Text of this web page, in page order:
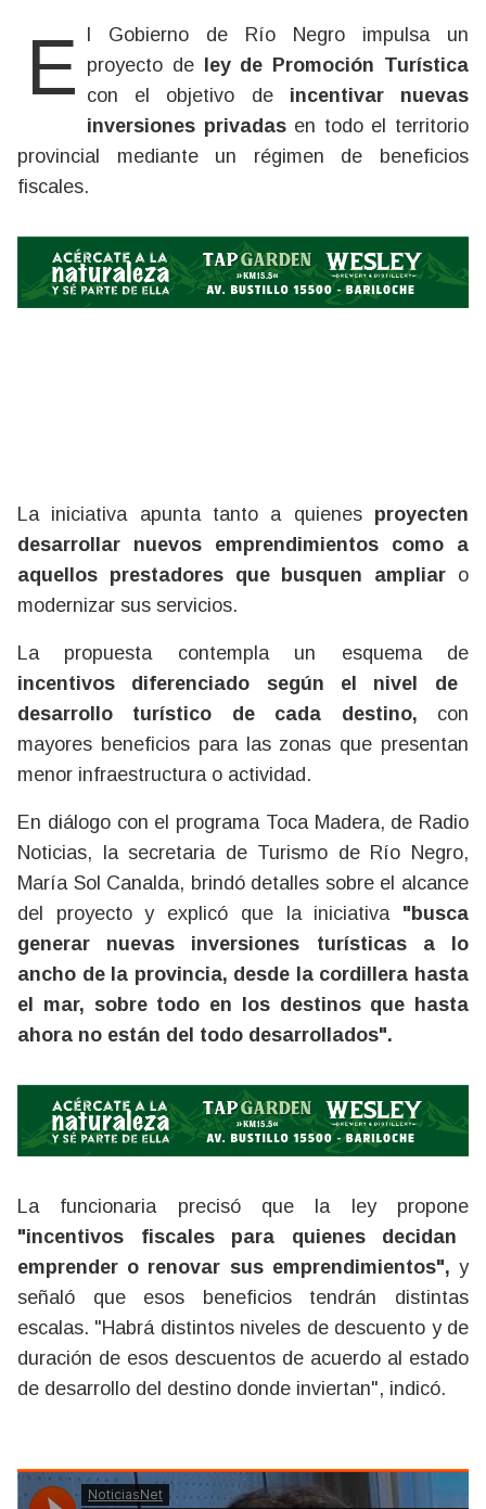
El Gobierno de Río Negro impulsa un proyecto de
ley de Promoción Turística
con el objetivo de incentivar nuevas
inversiones privadas en todo el territorio
provincial mediante un régimen de beneficios
fiscales.
La iniciativa apunta tanto a quienes proyecten
desarrollar nuevos emprendimientos como a
aquellos prestadores que busquen ampliar o
modernizar sus servicios.
La propuesta contempla un esquema de
incentivos diferenciado según el nivel de
desarrollo turístico de cada destino, con
mayores beneficios para las zonas que presentan
menor infraestructura o actividad.
En diálogo con el programa Toca Madera, de Radio
Noticias, la secretaria de Turismo de Río Negro,
María Sol Canalda, brindó detalles sobre el alcance
del proyecto y explicó que la iniciativa "busca
generar nuevas inversiones turísticas a lo
ancho de la provincia, desde la cordillera hasta
el mar, sobre todo en los destinos que hasta
ahora no están del todo desarrollados".
La funcionaria precisó que la ley propone
"incentivos fiscales para quienes decidan
emprender o renovar sus emprendimientos", y
señaló que esos beneficios tendrán distintas
escalas. "Habrá distintos niveles de descuento y de
duración de esos descuentos de acuerdo al estado
de desarrollo del destino donde inviertan", indicó.